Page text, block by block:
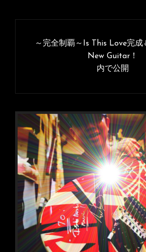
日:
ル
ゲ
ョ
ン
～完全制覇～Is This Love完
New Guitar！
内で公開